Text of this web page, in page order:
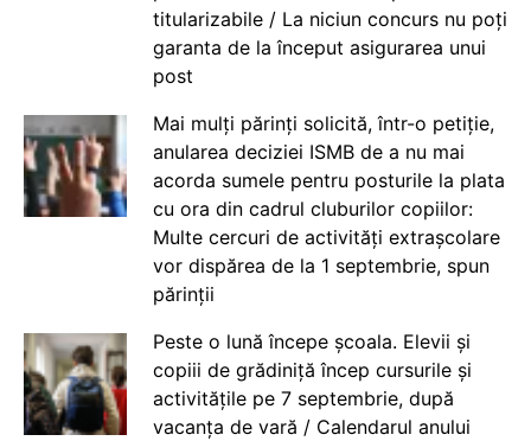
titularizabile / La niciun concurs nu poți
garanta de la început asigurarea unui
post
Mai mulți părinți solicită, într-o petiție,
anularea deciziei ISMB de a nu mai
acorda sumele pentru posturile la plata
cu ora din cadrul cluburilor copiilor:
Multe cercuri de activități extrașcolare
vor dispărea de la 1 septembrie, spun
părinții
Peste o lună începe școala. Elevii și
copiii de grădiniță încep cursurile și
activitățile pe 7 septembrie, după
vacanța de vară / Calendarul anului